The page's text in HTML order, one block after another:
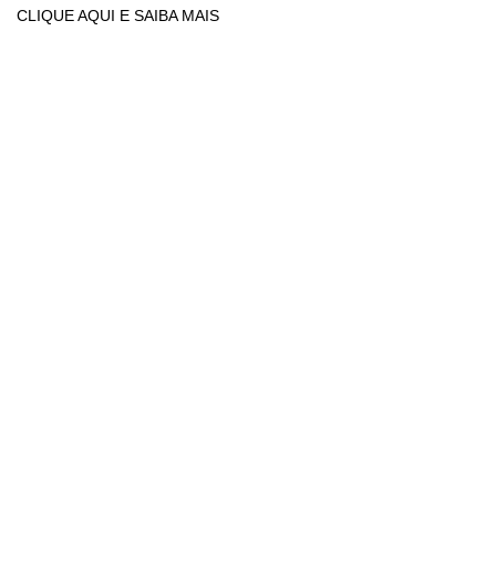
CLIQUE AQUI E SAIBA MAIS